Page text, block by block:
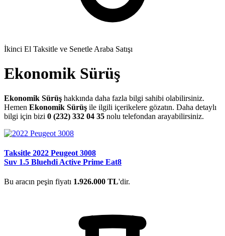
İkinci El Taksitle ve Senetle Araba Satışı
Ekonomik Sürüş
Ekonomik Sürüş hakkında daha fazla bilgi sahibi olabilirsiniz.
Hemen Ekonomik Sürüş ile ilgili içerikelere gözatın. Daha detaylı
bilgi için bizi 0 (232) 332 04 35 nolu telefondan arayabilirsiniz.
Taksitle 2022 Peugeot 3008
Suv 1.5 Bluehdi Active Prime Eat8
Bu aracın peşin fiyatı 1.926.000 TL'dir.